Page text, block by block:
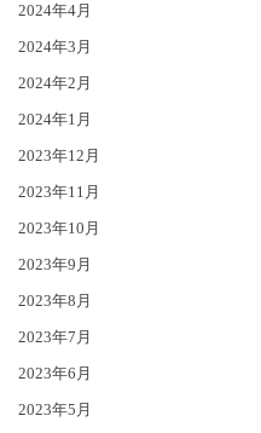
2024年4月
2024年3月
2024年2月
2024年1月
2023年12月
2023年11月
2023年10月
2023年9月
2023年8月
2023年7月
2023年6月
2023年5月